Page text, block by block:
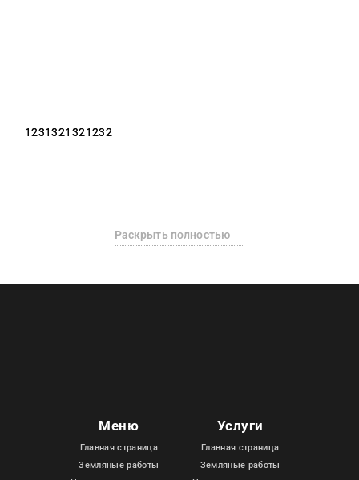
1231321321232
Раскрыть полностью
Меню
Главная страница
Земляные работы
Услуги
Главная страница
Земляные работы